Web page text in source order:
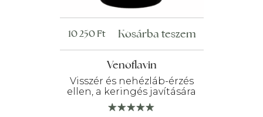
Venoflavin
Visszér és nehézláb-érzés
ellen, a keringés javítására
10 250Ft Kosárba teszem